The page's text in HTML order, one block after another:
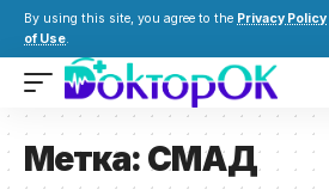
By using this site, you agree to the Privacy Policy
of Use.
Метка: СМАД